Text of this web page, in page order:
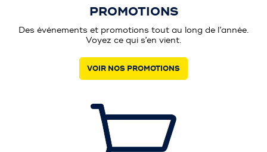
PROMOTIONS
Des événements et promotions tout au long de l’année.
Voyez ce qui s’en vient.
VOIR NOS PROMOTIONS